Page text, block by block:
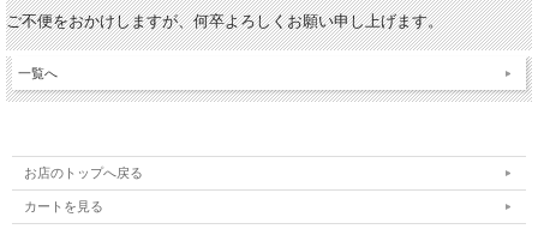
ご不便をおかけしますが、何卒よろしくお願い申し上げます。
一覧へ
お店のトップへ戻る
カートを見る